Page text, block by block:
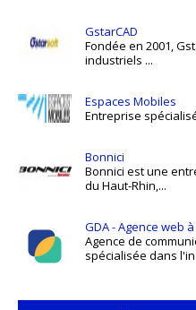
GstarCAD
Fondée en 2001,
industriels ...
Espaces Mobiles
Entreprise
Bonnici
Bonnici est une
du Haut-Rhin,...
GDA - Agence web
Agence de
spécialisée dans